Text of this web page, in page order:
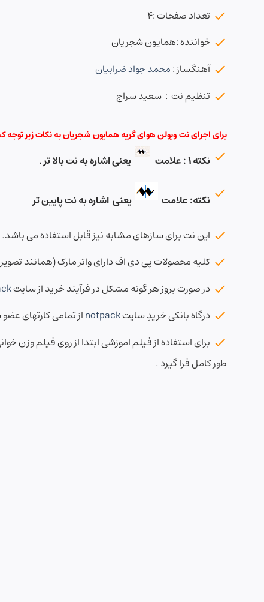
تعداد صفحات :۴
خواننده :همایون شجریان
آهنگساز :محمد جواد ضرابیان
تنظیم نت : سعید سراج
برای اجرای نت ویولن هوای گریه همایون شجریان به نکات زیر توجه
نکته ۱ : علامت یعنی اشاره به نت بالا تر .
نکته: علامت یعنی اشاره به نت پایین تر
این نت برای سازهای مشابه نیز قابل استفاده می باشد.
کلیه محصولات پی دی اف دارای واتر مارک (همانند تصویر
در صورت بروز هر گونه مشکل در فرآیند خرید از سایت
درگاه بانکی خریدِ سایتnotpackاز تمامی کارتهای
برای استفاده از فیلم اموزشی ابتدا از روی فیلم وزن
طور کامل فرا گیرد .